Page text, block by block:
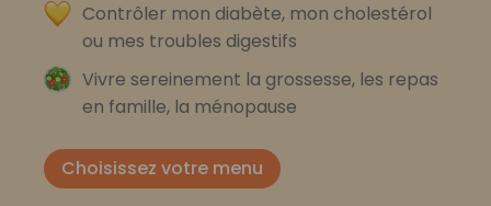
Contrôler mon diabète, mon cholestérol
ou mes troubles digestifs
Vivre sereinement la grossesse, les repas
en famille, la ménopause
Choisissez votre menu